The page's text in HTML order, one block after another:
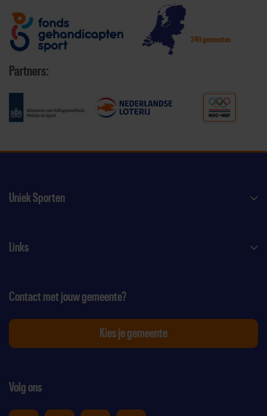
340 gemeenten
Partners:
Uniek Sporten
Links
Volg ons
Contact met jouw gemeente?
Kies je gemeente